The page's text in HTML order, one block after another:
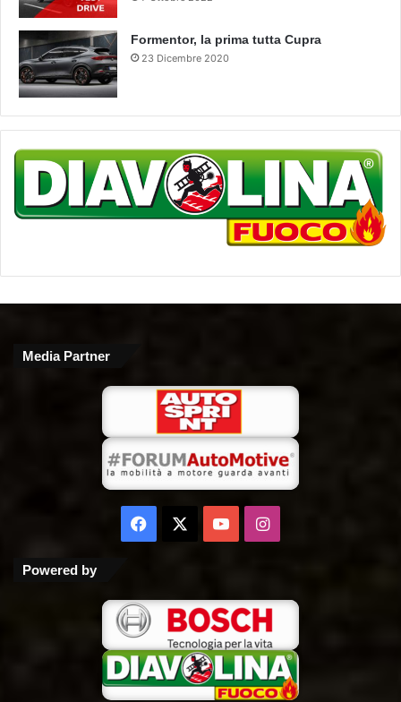
Formentor, la prima tutta Cupra
23 Dicembre 2020
Media Partner
Facebook
You Instagram
Powered by